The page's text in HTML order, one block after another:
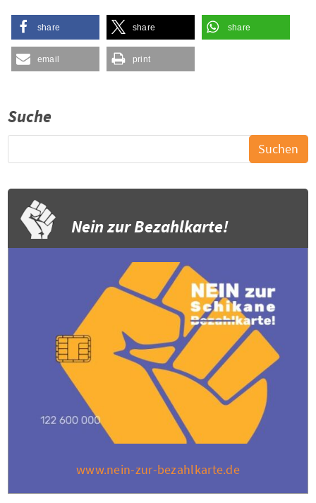
share share share
email print
Suche
Nein zur Bezahlkarte!
www.nein-zur-bezahlkarte.de